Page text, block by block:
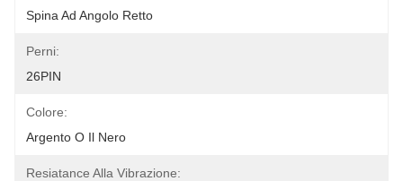
Spina Ad Angolo Retto
Perni:
26PIN
Colore:
Argento O Il Nero
Resiatance Alla Vibrazione: